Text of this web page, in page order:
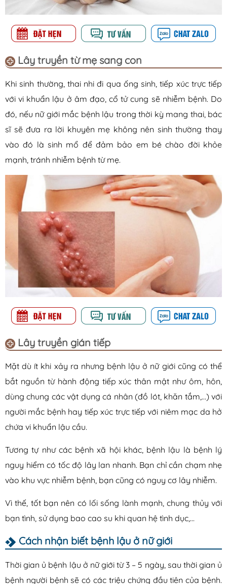
Lây truyền từ mẹ sang con
Khi sinh thường, thai nhi đi qua ống sinh, tiếp xúc trực tiếp
với vi khuẩn lậu ở âm đạo, cổ tử cung sẽ nhiễm bệnh. Do
đó, nếu nữ giới mắc bệnh lậu trong thời kỳ mang thai, bác
sĩ sẽ đưa ra lời khuyên mẹ không nên sinh thường thay
vào đó là sinh mổ để đảm bảo em bé chào đời khỏe
mạnh, tránh nhiễm bệnh từ mẹ.
Lây truyền gián tiếp
Mặt dù ít khi xảy ra nhưng bệnh lậu ở nữ giới cũng có thể
bắt nguồn từ hành động tiếp xúc thân mật như ôm, hôn,
dùng chung các vật dụng cá nhân (đồ lót, khăn tắm,…) với
người mắc bệnh hay tiếp xúc trực tiếp với niêm mạc da hở
chứa vi khuẩn lậu cầu.
Tương tự như các bệnh xã hội khác, bệnh lậu là bệnh lý
nguy hiểm có tốc độ lây lan nhanh. Bạn chỉ cần chạm nhẹ
vào khu vực nhiễm bệnh, bạn cũng có nguy cơ lây nhiễm.
Vì thế, tốt bạn nên có lối sống lành mạnh, chung thủy với
bạn tình, sử dụng bao cao su khi quan hệ tình dục,…
Cách nhận biết bệnh lậu ở nữ giới
Thời gian ủ bệnh lậu ở nữ giới từ 3 – 5 ngày, sau thời gian ủ
bệnh người bệnh sẽ có các triệu chứng đầu tiên của bệnh.